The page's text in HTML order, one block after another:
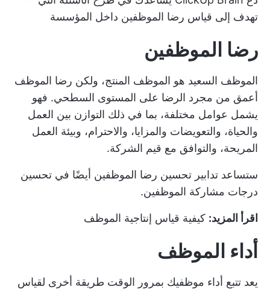
تهدف إلى قياس رضا الموظفين داخل المؤسسة
رضا الموظفين
الموظف السعيد هو الموظف المنتج، ولكن رضا الموظف
أعمق من مجرد الرضا على المستوى السطحي. فهو
يشمل عوامل مختلفة، بما في ذلك التوازن بين العمل
والحياة، والتعويضات والمزايا، والاحترام، وبيئة العمل
المريحة، والتوافق مع قيم الشركة.
ستساعد تدابير تحسين رضا الموظفين أيضًا في تحسين
درجات مشاركة الموظفين.
اقرأ المزيد: كيفية قياس إنتاجية الموظف
أداء الموظف
يعد تتبع أداء موظفيك بمرور الوقت طريقة أخرى لقياس